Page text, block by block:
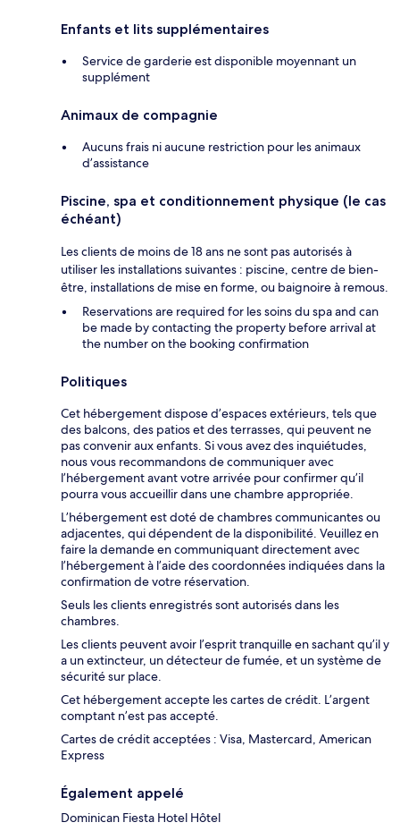
Enfants et lits supplémentaires
Service de garderie est disponible moyennant un
supplément
Animaux de compagnie
Aucuns frais ni aucune restriction pour les animaux
d’assistance
Piscine, spa et conditionnement physique (le cas
échéant)
Les clients de moins de 18 ans ne sont pas autorisés à
utiliser les installations suivantes : piscine, centre de bien-
être, installations de mise en forme, ou baignoire à remous.
Reservations are required for les soins du spa and can
be made by contacting the property before arrival at
the number on the booking confirmation
Politiques
Cet hébergement dispose d’espaces extérieurs, tels que
des balcons, des patios et des terrasses, qui peuvent ne
pas convenir aux enfants. Si vous avez des inquiétudes,
nous vous recommandons de communiquer avec
l’hébergement avant votre arrivée pour confirmer qu’il
pourra vous accueillir dans une chambre appropriée.
L’hébergement est doté de chambres communicantes ou
adjacentes, qui dépendent de la disponibilité. Veuillez en
faire la demande en communiquant directement avec
l’hébergement à l’aide des coordonnées indiquées dans la
confirmation de votre réservation.
Seuls les clients enregistrés sont autorisés dans les
chambres.
Les clients peuvent avoir l’esprit tranquille en sachant qu’il y
a un extincteur, un détecteur de fumée, et un système de
sécurité sur place.
Cet hébergement accepte les cartes de crédit. L’argent
comptant n’est pas accepté.
Cartes de crédit acceptées : Visa, Mastercard, American
Express
Également appelé
Dominican Fiesta Hotel Hôtel